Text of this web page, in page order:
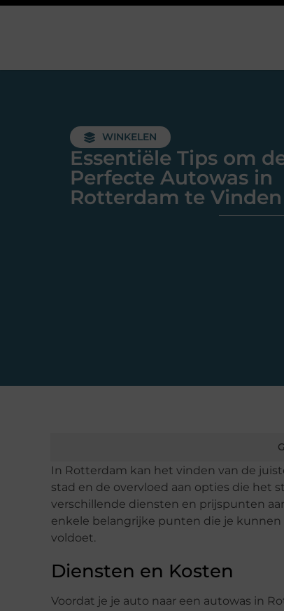
WINKELEN
Essentiële Tips om
Perfecte Autowas in
Rotterdam te Vinden
In Rotterdam kan het vinden van de
stad en de overvloed aan opties die het
verschillende diensten en prijspunten
enkele belangrijke punten die je
voldoet.
Diensten en Kosten
Voordat je je auto naar een autowas in